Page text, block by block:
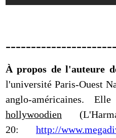
À propos de l'auteure
l'université Paris-Ouest
anglo-américaines.
hollywoodien
20: http://